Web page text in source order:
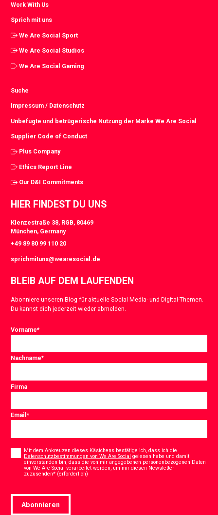
Work With Us
Sprich mit uns
We Are Social Sport
We Are Social Studios
We Are Social Gaming
Suche
Impressum / Datenschutz
Unbefugte und betrügerische Nutzung der Marke We Are Social
Supplier Code of Conduct
Plus Company
Ethics Report Line
Our D&I Commitments
HIER FINDEST DU UNS
Klenzestraße 38, RGB, 80469
München, Germany
+49 89 80 99 110 20
sprichmituns@wearesocial.de
BLEIB AUF DEM LAUFENDEN
Abonniere unseren Blog für aktuelle Social Media- und Digital-Themen.
Du kannst dich jederzeit wieder abmelden.
Vorname*
Nachname*
Firma
Email*
Consent
Mit dem Ankreuzen dieses Kästchens bestätige ich, dass ich die
Datenschutzbestimmungen von We Are Social gelesen habe und damit
einverstanden bin, dass die von mir angegebenen personenbezogenen Daten
von We Are Social verarbeitet werden, um mir diesen Newsletter
zuzusenden* (erforderlich)
Abonnieren